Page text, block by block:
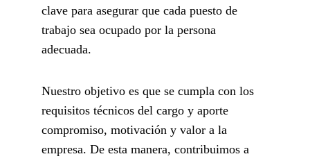
clave para asegurar que cada puesto de
trabajo sea ocupado por la persona
adecuada.
Nuestro objetivo es que se cumpla con los
requisitos técnicos del cargo y aporte
compromiso, motivación y valor a la
empresa. De esta manera, contribuimos a